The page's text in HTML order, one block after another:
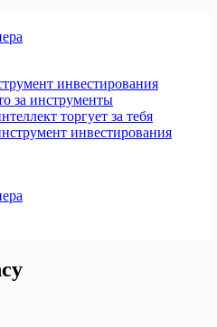
инвестирования
инструменты
торгует за тебя
инвестирования